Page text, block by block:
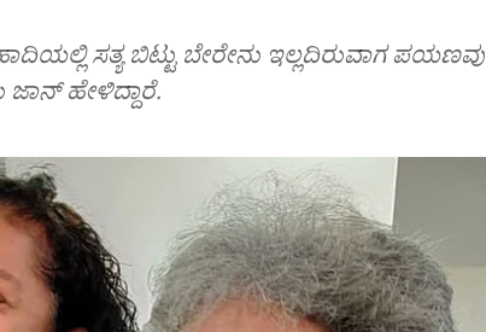
ಸತ್ಯ ಬಿಟ್ಟು ಬೇರೇನು ಇಲ್ಲದಿರುವಾಗ ಪಯಣವು
ಜಾನ್‌ ಹೇಳಿದ್ದಾರೆ.